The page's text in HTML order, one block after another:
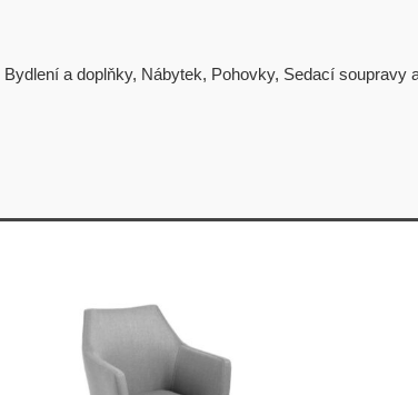
Bydlení a doplňky, Nábytek, Pohovky, Sedací soupravy